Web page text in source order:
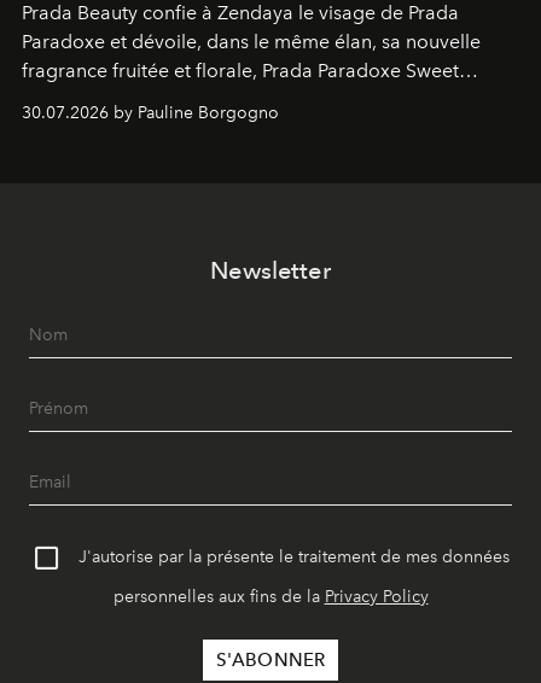
Prada Beauty confie à Zendaya le visage de Prada
Paradoxe et dévoile, dans le même élan, sa nouvelle
fragrance fruitée et florale, Prada Paradoxe Sweet
Chemistry Eau de Parfum.
30.07.2026 by Pauline Borgogno
Newsletter
J'autorise par la présente le traitement de mes données
personnelles aux fins de la Privacy Policy